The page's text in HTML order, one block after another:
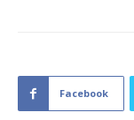
Facebook